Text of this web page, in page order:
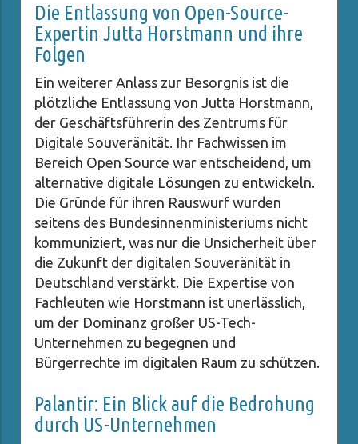
Die Entlassung von Open-Source-
Expertin Jutta Horstmann und ihre
Folgen
Ein weiterer Anlass zur Besorgnis ist die
plötzliche Entlassung von Jutta Horstmann,
der Geschäftsführerin des Zentrums für
Digitale Souveränität. Ihr Fachwissen im
Bereich Open Source war entscheidend, um
alternative digitale Lösungen zu entwickeln.
Die Gründe für ihren Rauswurf wurden
seitens des Bundesinnenministeriums nicht
kommuniziert, was nur die Unsicherheit über
die Zukunft der digitalen Souveränität in
Deutschland verstärkt. Die Expertise von
Fachleuten wie Horstmann ist unerlässlich,
um der Dominanz großer US-Tech-
Unternehmen zu begegnen und
Bürgerrechte im digitalen Raum zu schützen.
Palantir: Ein Blick auf die Bedrohung
durch US-Unternehmen